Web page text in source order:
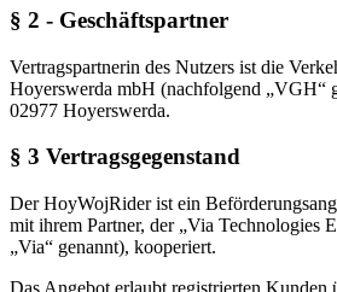
§ 2 - Geschäftspartner
Vertragspartnerin des Nutzers ist die
Hoyerswerda mbH (nachfolgend „VGH“
02977 Hoyerswerda.
§ 3 Vertragsgegenstand
Der HoyWojRider ist ein
mit ihrem Partner, der „Via Technologies
„Via“ genannt), kooperiert.